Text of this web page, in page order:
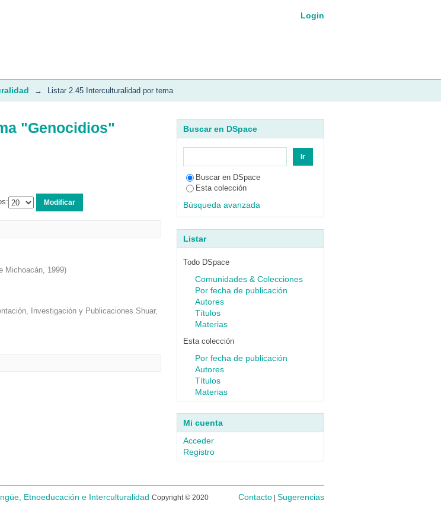
"Genocidios" Login
→ Listar 2.45 Interculturalidad por tema
"Genocidios"
Michoacán, 1999)
Investigación y Publicaciones Shuar,
Buscar en DSpace
Buscar en DSpace
Esta colección
Búsqueda avanzada
Listar
Todo DSpace
Comunidades & Colecciones
Por fecha de publicación
Autores
Títulos
Materias
Esta colección
Por fecha de publicación
Autores
Títulos
Materias
Mi cuenta
Acceder
Registro
Etnoeducación e Interculturalidad Copyright © 2020 Contacto Sugerencias